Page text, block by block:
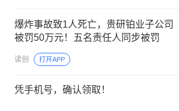
爆炸事故致1人死亡，贵研铂业子公司
被罚50万元！五名责任人同步被罚
读创 打开APP
凭手机号，确认领取！